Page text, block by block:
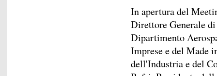
In apertura del
Direttore Generale
Dipartimento
Imprese e del Made
dell'Industria e del